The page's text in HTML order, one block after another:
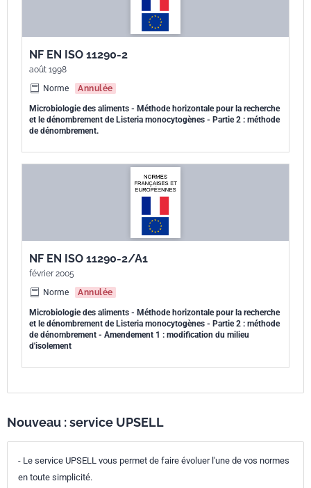
NF EN ISO 11290-2
août 1998
Norme
Annulée
Microbiologie des aliments - Méthode horizontale pour la recherche
et le dénombrement de Listeria monocytogènes - Partie 2 : méthode
de dénombrement.
NF EN ISO 11290-2/A1
février 2005
Norme
Annulée
Microbiologie des aliments - Méthode horizontale pour la recherche
et le dénombrement de Listeria monocytogènes - Partie 2 : méthode
de dénombrement - Amendement 1 : modification du milieu
d'isolement
Nouveau : service UPSELL
- Le service UPSELL vous permet de faire évoluer l'une de vos normes
en toute simplicité.